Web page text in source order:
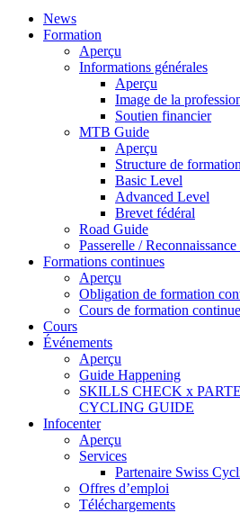
News
Formation
Aperçu
Informations générales
Aperçu
Image de la
Soutien financier
MTB Guide
Aperçu
Structure de formation
Basic Level
Advanced Level
Brevet fédéral
Road Guide
Passerelle /
Formations continues
Aperçu
Obligation de formation
Cours de formation continue
Cours
Événements
Aperçu
Guide Happening
SKILLS CHECK x
CYCLING GUIDE
Infocenter
Aperçu
Services
Partenaire Swiss
Offres d’emploi
Téléchargements